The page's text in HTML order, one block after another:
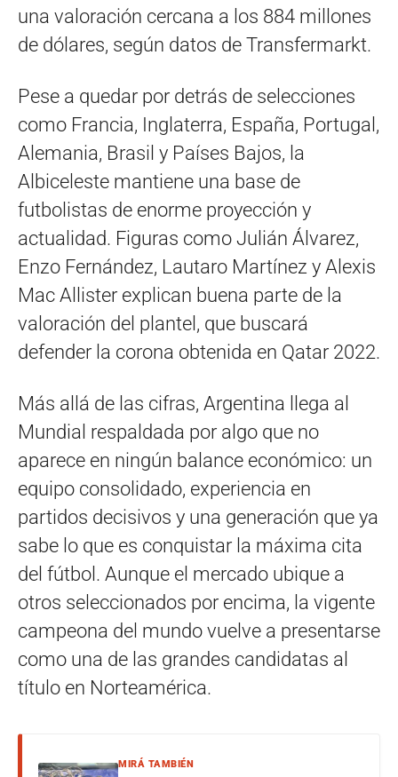
una valoración cercana a los 884 millones
de dólares, según datos de Transfermarkt.
Pese a quedar por detrás de selecciones
como Francia, Inglaterra, España, Portugal,
Alemania, Brasil y Países Bajos, la
Albiceleste mantiene una base de
futbolistas de enorme proyección y
actualidad. Figuras como Julián Álvarez,
Enzo Fernández, Lautaro Martínez y Alexis
Mac Allister explican buena parte de la
valoración del plantel, que buscará
defender la corona obtenida en Qatar 2022.
Más allá de las cifras, Argentina llega al
Mundial respaldada por algo que no
aparece en ningún balance económico: un
equipo consolidado, experiencia en
partidos decisivos y una generación que ya
sabe lo que es conquistar la máxima cita
del fútbol. Aunque el mercado ubique a
otros seleccionados por encima, la vigente
campeona del mundo vuelve a presentarse
como una de las grandes candidatas al
título en Norteamérica.
MIRÁ TAMBIÉN